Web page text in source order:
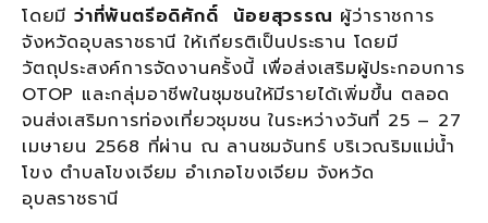
โดยมี ว่าที่พันตรีอดิศักดิ์ น้อยสุวรรณ ผู้ว่าราชการ
จังหวัดอุบลราชธานี ให้เกียรติเป็นประธาน โดยมี
วัตถุประสงค์การจัดงานครั้งนี้ เพื่อส่งเสริมผู้ประกอบการ
OTOP และกลุ่มอาชีพในชุมชนให้มีรายได้เพิ่มขึ้น ตลอด
จนส่งเสริมการท่องเที่ยวชุมชน ในระหว่างวันที่ 25 – 27
เมษายน 2568 ที่ผ่าน ณ ลานชมจันทร์ บริเวณริมแม่น้ำ
โขง ตำบลโขงเจียม อำเภอโขงเจียม จังหวัด
อุบลราชธานี